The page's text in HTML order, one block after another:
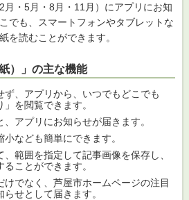
月・5月・8月・11月）にアプリにお知
でも、スマートフォンやタブレットな
を読むことができます。
）」の主な機能
ず、アプリから、いつでもどこでも
」を閲覧できます。
アプリにお知らせが届きます。
なども簡単にできます。
範囲を指定して記事画像を保存し、
ことができます。
けでなく、芦屋市ホームページの注目
せとして届きます。